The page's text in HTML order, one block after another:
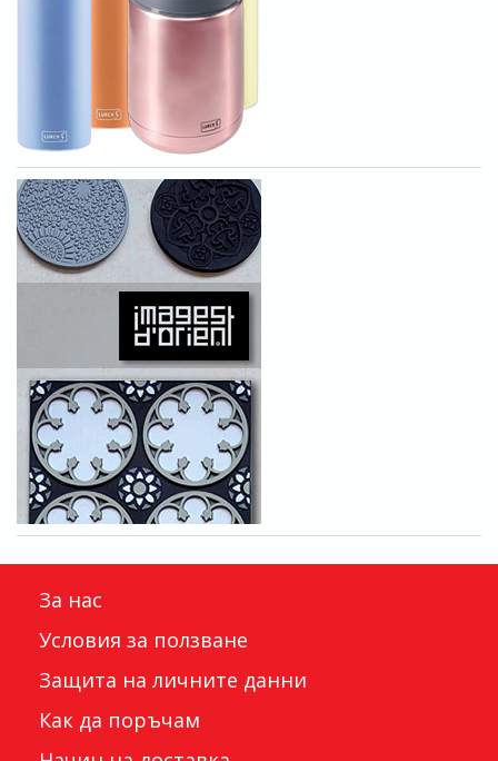
За нас
Условия за ползване
Защита на личните данни
Как да поръчам